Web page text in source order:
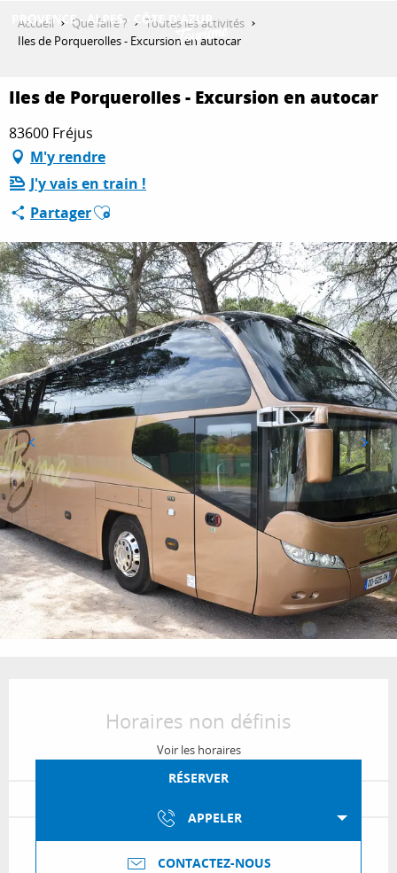
QUE FAIRE ?
SÉJOURNER
ESPACE PRO
Accueil Que faire ?
Toutes les activités
Iles de Porquerolles - Excursion en autocar
Iles de Porquerolles - Excursion en autocar
83600 Fréjus
M'y rendre
J'y vais en train !
PartagerAjouter aux favoris
Horaires non définis
Voir les horaires
RÉSERVER
APPELER
CONTACTEZ-NOUS